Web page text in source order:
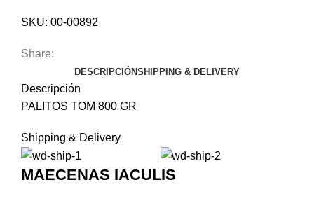
SKU: 00-00892
Share:
DESCRIPCIÓNSHIPPING & DELIVERY
Descripción
PALITOS TOM 800 GR
Shipping & Delivery
MAECENAS IACULIS